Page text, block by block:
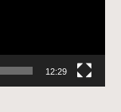
12:29